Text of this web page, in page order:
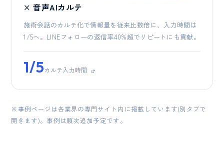
× 音声AIカルテ
施術会話のカルテ化で情報量を従来比数倍に、入力時間は
1/5へ。LINEフォローの返信率40%超でリピートにも貢献。
1/5カルテ入力時間
※事例ページは各業界の専門サイト内に掲載しています(別タブで
開きます)。事例は順次追加予定です。